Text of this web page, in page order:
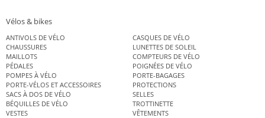
Vélos & bikes
ANTIVOLS DE VÉLO
CASQUES DE VÉLO
CHAUSSURES
LUNETTES DE SOLEIL
MAILLOTS
COMPTEURS DE VÉLO
PÉDALES
POIGNÉES DE VÉLO
POMPES À VÉLO
PORTE-BAGAGES
PORTE-VÉLOS ET ACCESSOIRES
PROTECTIONS
SACS À DOS DE VÉLO
SELLES
BÉQUILLES DE VÉLO
TROTTINETTE
VESTES
VÊTEMENTS